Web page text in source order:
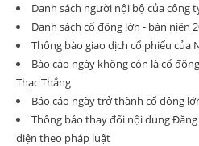
Danh sách người nội bộ của công
Danh sách cổ đông lớn - bán niên
Thông bào giao dịch cổ phiếu của
Báo cáo ngày không còn là cổ
Thạc Thắng
Báo cáo ngày trở thành cổ đông
Thông báo thay đổi nội dung
diện theo pháp luật